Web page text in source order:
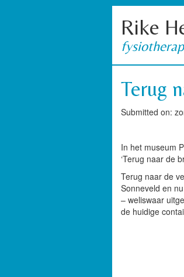
Rike
Terug
Submitted on:
In het museum
‘Terug naar de
Terug naar de
Sonneveld en
– weliswaar
de huidige